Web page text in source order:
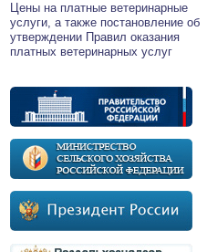
Цены на платные ветеринарные
услуги, а также постановление об
утверждении Правил оказания
платных ветеринарных услуг